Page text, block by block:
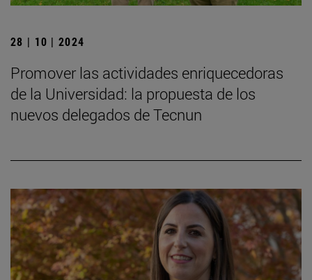
28 | 10 | 2024
Promover las actividades enriquecedoras
de la Universidad: la propuesta de los
nuevos delegados de Tecnun